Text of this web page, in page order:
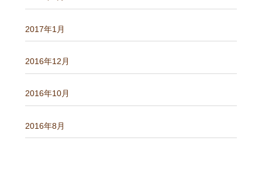
2017年1月
2016年12月
2016年10月
2016年8月